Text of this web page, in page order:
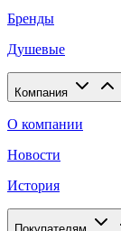
Бренды
Душевые
Компания
О компании
Новости
История